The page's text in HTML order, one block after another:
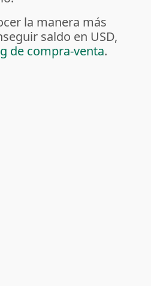
la manera más
saldo en USD,
de compra-venta.